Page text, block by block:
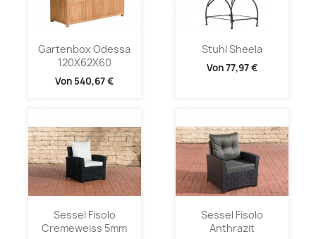
Gartenbox Odessa
120X62X60
Von 540,67 €
Stuhl Sheela
Von77,97 €
Sessel Fisolo
Cremeweiss 5mm
Sessel Fisolo
Anthrazit